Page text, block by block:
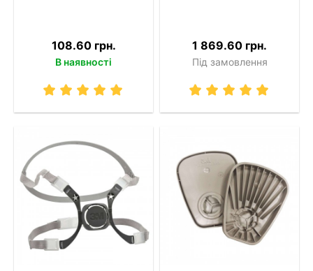
108.60 грн.
В наявності
1 869.60 грн.
Під замовлення